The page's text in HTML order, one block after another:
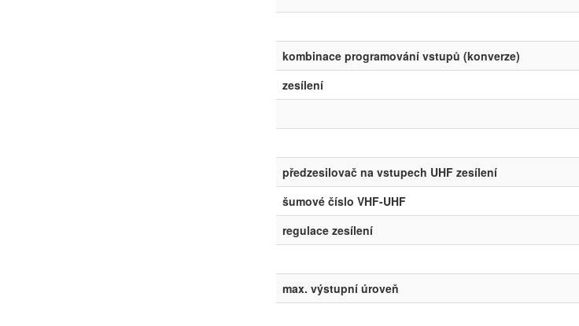
kombinace programování vstupů (konverze)
zesílení
předzesilovač na vstupech UHF zesílení
šumové číslo VHF-UHF
regulace zesílení
max. výstupní úroveň